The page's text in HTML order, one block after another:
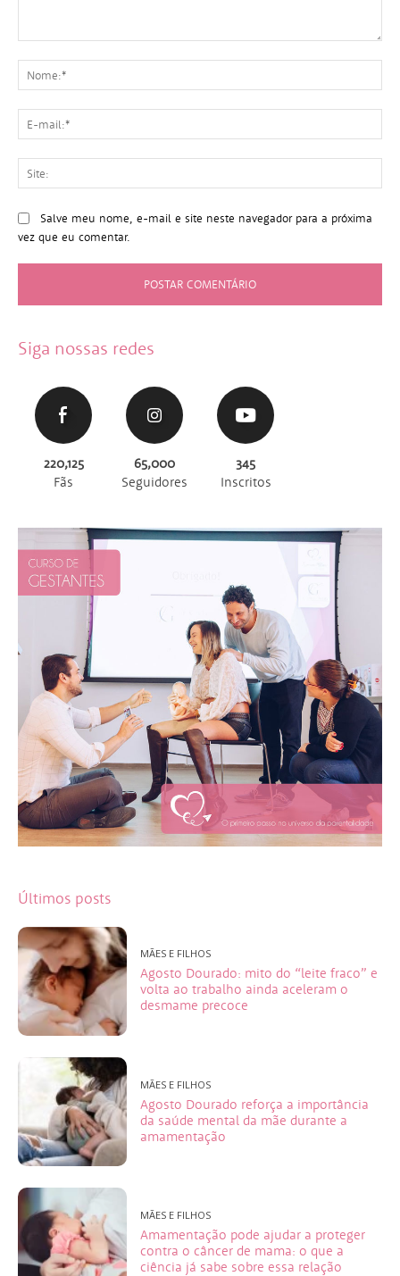
Salve meu nome, e-mail e site neste navegador para a próxima
vez que eu comentar.
Siga nossas redes
220,125
Fãs
65,000
Seguidores
345
Inscritos
Últimos posts
MÃES E FILHOS
Agosto Dourado: mito do “leite fraco” e
volta ao trabalho ainda aceleram o
desmame precoce
MÃES E FILHOS
Agosto Dourado reforça a importância
da saúde mental da mãe durante a
amamentação
MÃES E FILHOS
Amamentação pode ajudar a proteger
contra o câncer de mama: o que a
ciência já sabe sobre essa relação